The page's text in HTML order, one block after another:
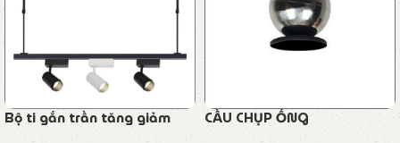
Bộ ti gắn trần tăng giảm
CẦU CHỤP ỐNG